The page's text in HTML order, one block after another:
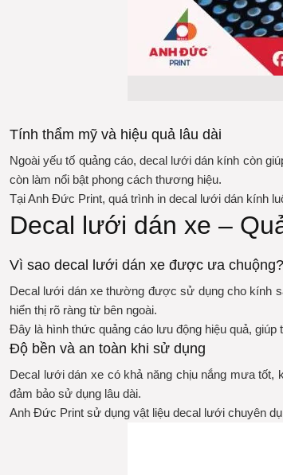
Tính thẩm mỹ và hiệu quả lâu dài
Ngoài yếu tố quảng cáo, decal lưới dán kính còn
còn làm nổi bật phong cách thương hiệu.
Tại Anh Đức Print, quá trình in decal lưới dán kính
Decal lưới dán xe –
Vì sao decal lưới dán xe được ưa chuộng?
Decal lưới dán xe thường được sử dụng cho kính
hiển thị rõ ràng từ bên ngoài.
Đây là hình thức quảng cáo lưu động hiệu quả,
Độ bền và an toàn khi sử dụng
Decal lưới dán xe có khả năng chịu nắng mưa tốt,
đảm bảo sử dụng lâu dài.
Anh Đức Print sử dụng vật liệu decal lưới chuyên